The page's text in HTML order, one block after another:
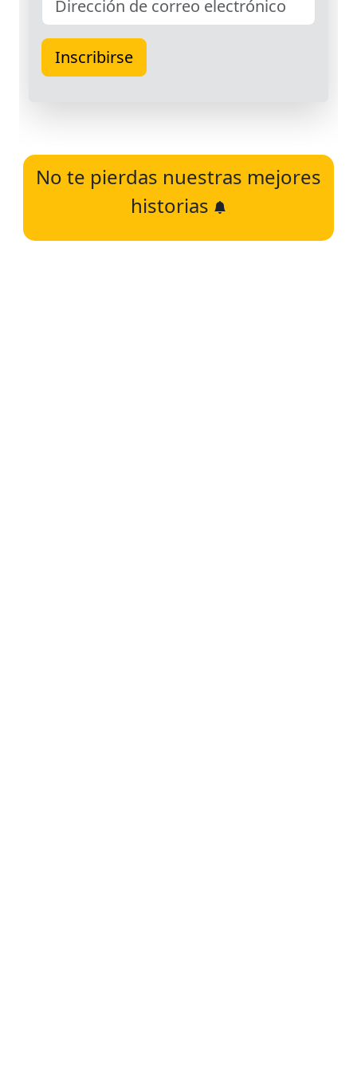
No te pierdas nuestras mejores
historias